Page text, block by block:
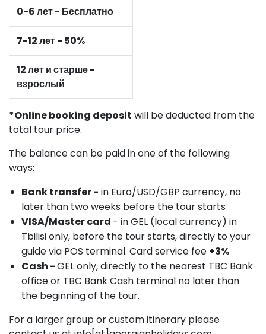
0-6 лет - Бесплатно
7-12 лет - 50%
12 лет и старше -
взрослый
*Online booking deposit will be deducted from the
total tour price.
The balance can be paid in one of the following
ways:
Bank transfer - in Euro/USD/GBP currency, no
later than two weeks before the tour starts
VISA/Master card - in GEL (local currency) in
Tbilisi only, before the tour starts, directly to your
guide via POS terminal. Card service fee +3%
Cash -GEL only, directly to the nearest TBC Bank
office or TBC Bank Cash terminal no later than
the beginning of the tour.
For a larger group or custom itinerary please